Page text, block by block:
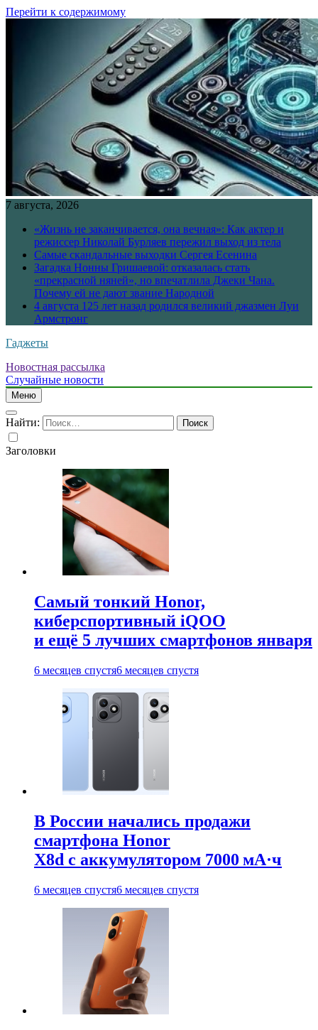
Перейти к содержимому
7 августа, 2026
«Жизнь не заканчивается, она вечная»: Как актер и
режиссер Николай Бурляев пережил выход из тела
Самые скандальные выходки Сергея Есенина
Загадка Нонны Гришаевой: отказалась стать
«прекрасной няней», но впечатлила Джеки Чана.
Почему ей не дают звание Народной
4 августа 125 лет назад родился великий джазмен Луи
Армстронг
Гаджеты
Новостная рассылка
Случайные новости
Меню
Найти:
Заголовки
Самый тонкий Honor,
киберспортивный iQOO
и ещё 5 лучших смартфонов января
6 месяцев спустя6 месяцев спустя
В России начались продажи
смартфона Honor
X8d с аккумулятором 7000 мА·ч
6 месяцев спустя6 месяцев спустя